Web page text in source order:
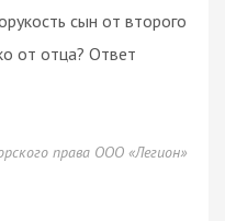
сын от второго
от отца? Ответ
права ООО «Легион»